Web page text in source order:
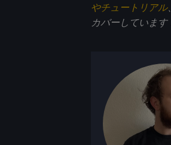
やチュートリアル、
カバーしています